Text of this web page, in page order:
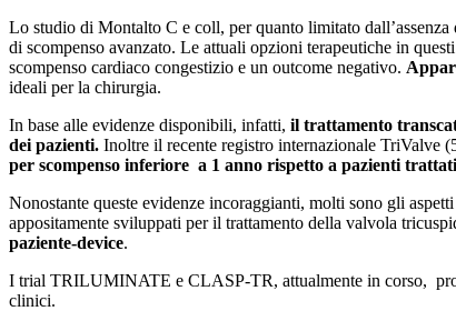
Lo studio di Montalto C e coll, per quanto limitato
di scompenso avanzato. Le attuali opzioni terapeutiche in
scompenso cardiaco congestizio e un outcome negativo.
ideali per la chirurgia.
In base alle evidenze disponibili, infatti, il trattamento
dei pazienti. Inoltre il recente registro internazionale TriValve
per scompenso inferiore a 1 anno rispetto a pazienti
Nonostante queste evidenze incoraggianti, molti sono gli
appositamente sviluppati per il trattamento della valvola
paziente-device.
I trial TRILUMINATE e CLASP-TR, attualmente in corso,
clinici.